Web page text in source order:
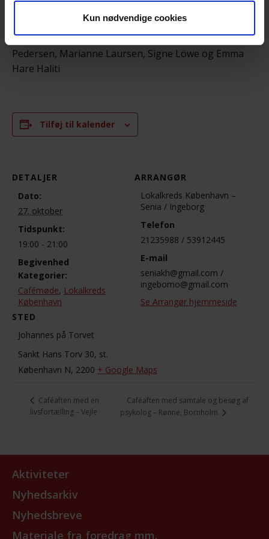
Kun nødvendige cookies
ulladrewsen@gmail.com– for evt. spørgsmål
Senia Kragh Hansen, Ingeborg Fangel Mo, Sofie
Pedersen, Marianne Laursen, Signe Löwe og Emma
Hare Haliti
Tilføj til kalender
DETALJER
Dato:
27. oktober
Tidspunkt:
19:00 - 21:00
Begivenhed
Kategorier:
Cafémøde, Lokalkreds
København
STED
Johannes på Torvet
Sankt Hans Torv 30, st.
København N, 2200 + Google Maps
ARRANGØR
Lokalkreds København –
Senia / Ingeborg
Telefon
21235988 / 53912445
E-mail
seniakh@gmail.com /
ingebomo@gmail.com
Se Arrangør hjemmeside
Caféaften med en
livsfortælling – Vejle
Caféaften med samtale og besøg af
psykolog – Rønne, Bornholm
Aktiviteter
Nyhedsarkiv
Nyhedsbreve
Materiale fra foredrag mm.